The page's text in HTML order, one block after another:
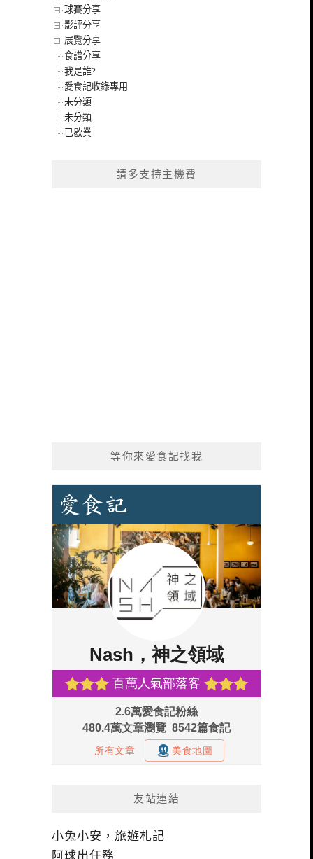
球賽分享
影評分享
展覽分享
食譜分享
我是誰?
愛食記收錄專用
未分類
未分類
已歇業
請多支持主機費
等你來愛食記找我
友站連結
小兔小安，旅遊札記
阿球出任務